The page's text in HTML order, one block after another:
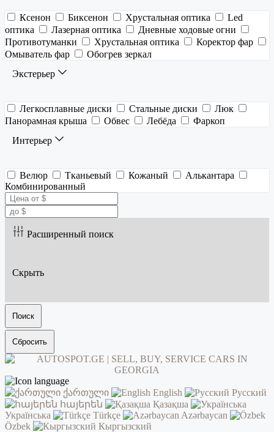
Ксенон Биксенон Хрустальная оптика
Led
оптика
Лазерная оптика
Дневные ходовые огни
Противотуманки
Хрустальная оптика
Коректор фар
Омыватель фар
Обогрев зеркал
Экстерьер
Легкосплавные диски Стальные диски
Люк
Панорамная крыша
Обвес Лебёда
Фаркоп
Интерьер
Велюр Тканьевый Кожаный
Алькантара
Комбинированный
Расширенный поиск
Скрыть
Поиск
Сбросить
ქართული English
Русский
հայերեն
Қазақша
Українська
Türkçe
Azərbaycan
Özbek
Кыргызский